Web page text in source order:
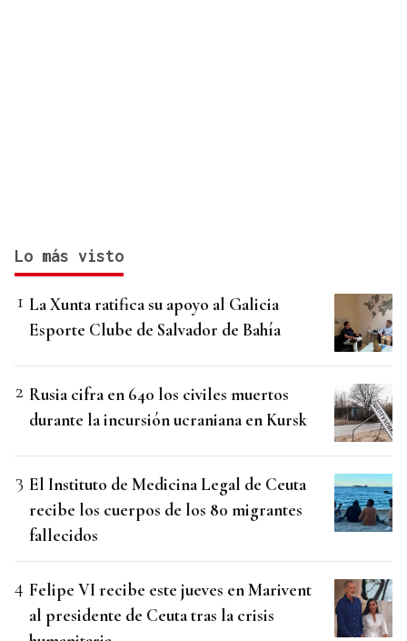
Lo más visto
La Xunta ratifica su apoyo al Galicia
Esporte Clube de Salvador de Bahía
Rusia cifra en 640 los civiles muertos
durante la incursión ucraniana en Kursk
El Instituto de Medicina Legal de Ceuta
recibe los cuerpos de los 80 migrantes
fallecidos
Felipe VI recibe este jueves en Marivent
al presidente de Ceuta tras la crisis